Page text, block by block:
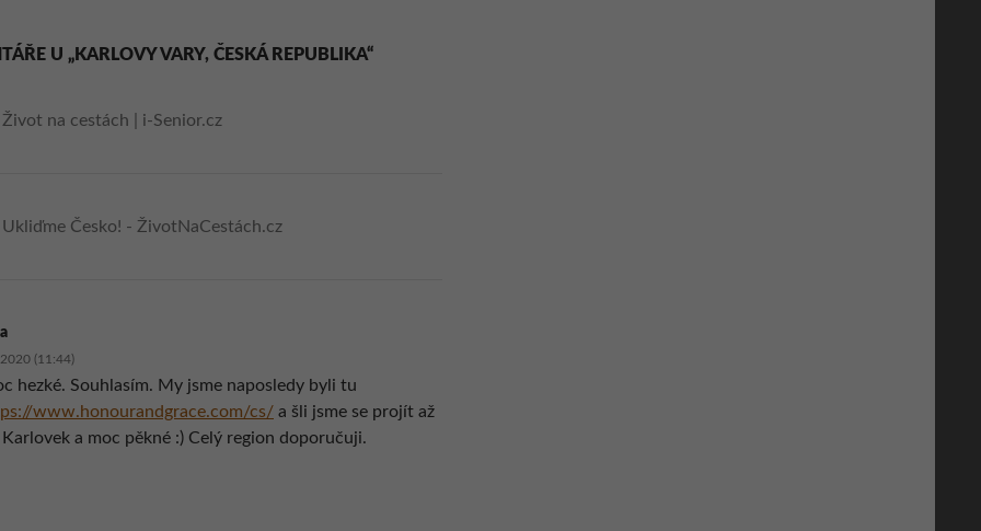
U „KARLOVY VARY, ČESKÁ REPUBLIKA“
Život na cestách | i-Senior.cz
Ukliďme Česko! - ŽivotNaCestách.cz
(11:44)
hezké. Souhlasím. My jsme naposledy byli tu
www.honourandgrace.com/cs/ a šli jsme se projít až
a moc pěkné :) Celý region doporučuji.